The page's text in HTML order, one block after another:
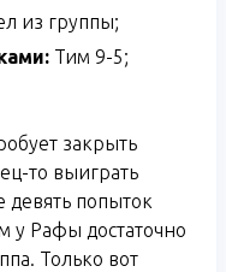
из группы;
Тим 9-5;
закрыть
то выиграть
попыток
у Рафы достаточно
Только вот